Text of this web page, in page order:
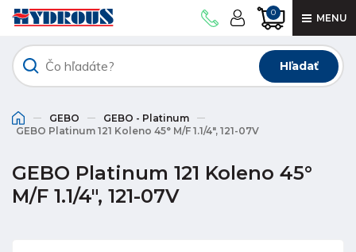
0 MENU
Hľadať
GEBO
GEBO - Platinum
GEBO Platinum 121 Koleno 45° M/F 1.1/4", 121-07V
GEBO Platinum 121 Koleno 45°
M/F 1.1/4", 121-07V